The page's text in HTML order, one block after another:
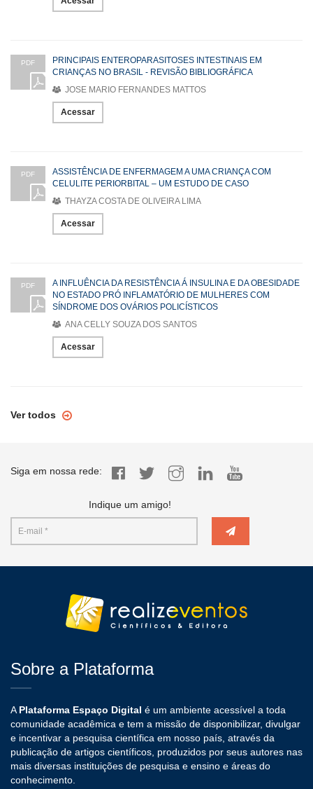
PDF
PRINCIPAIS ENTEROPARASITOSES INTESTINAIS EM
CRIANÇAS NO BRASIL - REVISÃO BIBLIOGRÁFICA
JOSE MARIO FERNANDES MATTOS
Acessar
PDF
ASSISTÊNCIA DE ENFERMAGEM A UMA CRIANÇA COM
CELULITE PERIORBITAL – UM ESTUDO DE CASO
THAYZA COSTA DE OLIVEIRA LIMA
Acessar
PDF
A INFLUÊNCIA DA RESISTÊNCIA Á INSULINA E DA OBESIDADE
NO ESTADO PRÓ INFLAMATÓRIO DE MULHERES COM
SÍNDROME DOS OVÁRIOS POLICÍSTICOS
ANA CELLY SOUZA DOS SANTOS
Acessar
Ver todos
Siga em nossa rede:
Indique um amigo!
Sobre a Plataforma
A Plataforma Espaço Digital é um ambiente acessível a toda
comunidade acadêmica e tem a missão de disponibilizar, divulgar
e incentivar a pesquisa científica em nosso país, através da
publicação de artigos científicos, produzidos por seus autores nas
mais diversas instituições de pesquisa e ensino e áreas do
conhecimento.